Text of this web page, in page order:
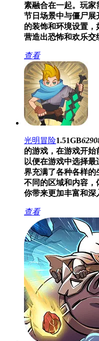
素融合在一起。玩家
节日场景中与僵尸展
的装饰和环境设置
营造出恐怖和欢乐交
查看
光明冒险1.51GB
的游戏，在游戏开始
以便在游戏中选择
界充满了各种各样的
不同的区域和内容，
你带来更加丰富和深
查看